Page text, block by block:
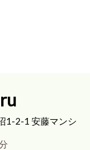
1-2-1 安藤マンシ